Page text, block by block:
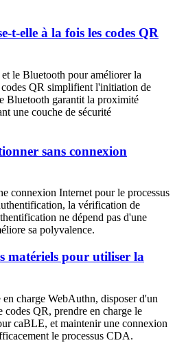
t-elle à la fois les codes QR
le Bluetooth pour améliorer la
QR simplifient l'initiation de
Bluetooth garantit la proximité
une couche de sécurité
sans connexion
connexion Internet pour le processus
la vérification de
ne dépend pas d'une
sa polyvalence.
matériels pour utiliser la
charge WebAuthn, disposer d'un
codes QR, prendre en charge le
caBLE, et maintenir une connexion
le processus CDA.